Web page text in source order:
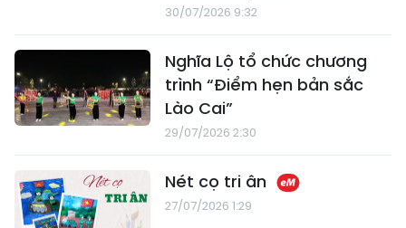
30/07/2026 9:32
Nghĩa Lộ tổ chức chương
trình “Điểm hẹn bản sắc
Lào Cai”
29/07/2026 2:30
Nét cọ tri ân
27/07/2026 1:29